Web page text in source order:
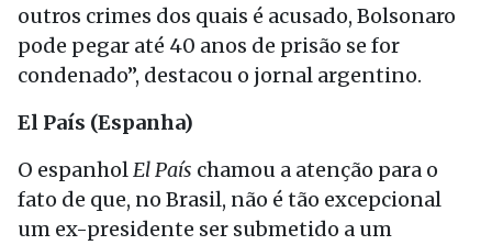
outros crimes dos quais é acusado, Bolsonaro
pode pegar até 40 anos de prisão se for
condenado”, destacou o jornal argentino.
El País (Espanha)
O espanholEl País chamou a atenção para o
fato de que, no Brasil, não é tão excepcional
um ex-presidente ser submetido a um